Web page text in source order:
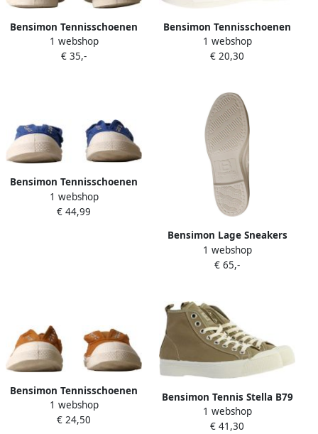
Bensimon Tennisschoenen
met veters
1 webshop
€ 35,-
Bensimon Tennisschoenen
met veters
1 webshop
€ 20,30
Bensimon Tennisschoenen
om aan te trekken
1 webshop
€ 44,99
Bensimon Lage Sneakers
LACET BRODERIE FEMME
1 webshop
€ 65,-
Bensimon Tennisschoenen
om aan te trekken
1 webshop
€ 24,50
Bensimon Tennis Stella B79
1 webshop
€ 41,30